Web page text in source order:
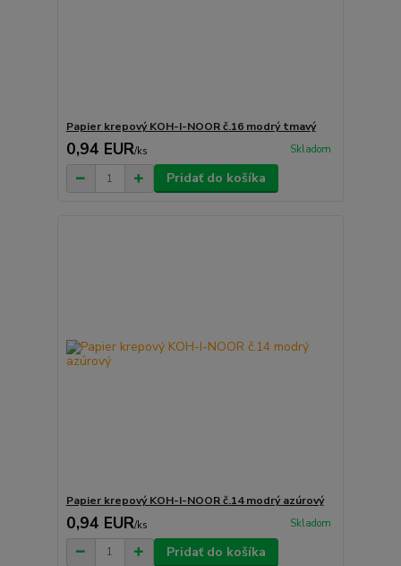
Papier krepový KOH-I-NOOR č.16 modrý tmavý
0,94 EUR/ks Skladom
Pridať do košíka
Papier krepový KOH-I-NOOR č.14 modrý azúrový
0,94 EUR/ks Skladom
Pridať do košíka